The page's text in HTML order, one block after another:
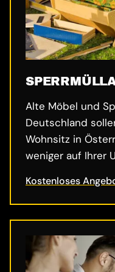
Alte Möbel und
Deutschland
Wohnsitz in
weniger auf Ihrer
Kostenloses